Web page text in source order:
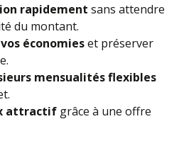
rapidement sans attendre
du montant.
économieset préserver
mensualités flexibles
attractif grâce à une offre